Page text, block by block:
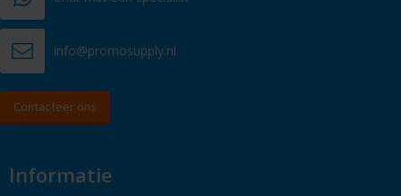
info@promosupply.nl
Contacteer ons
Informatie